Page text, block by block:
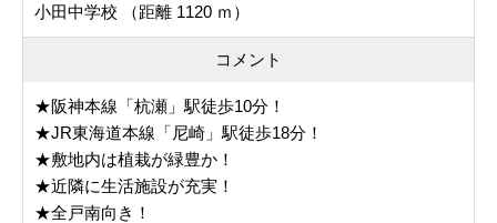
小田中学校 （距離 1120 ｍ）
コメント
★阪神本線「杭瀬」駅徒歩10分！
★JR東海道本線「尼崎」駅徒歩18分！
★敷地内は植栽が緑豊か！
★近隣に生活施設が充実！
★全戸南向き！